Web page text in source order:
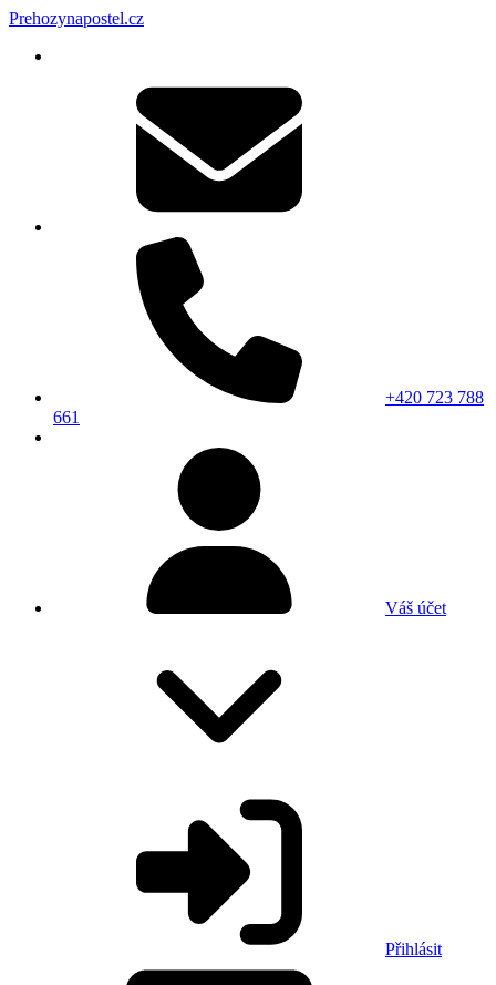
Prehozynapostel.cz
+420 723 788
661
Váš účet
Přihlásit